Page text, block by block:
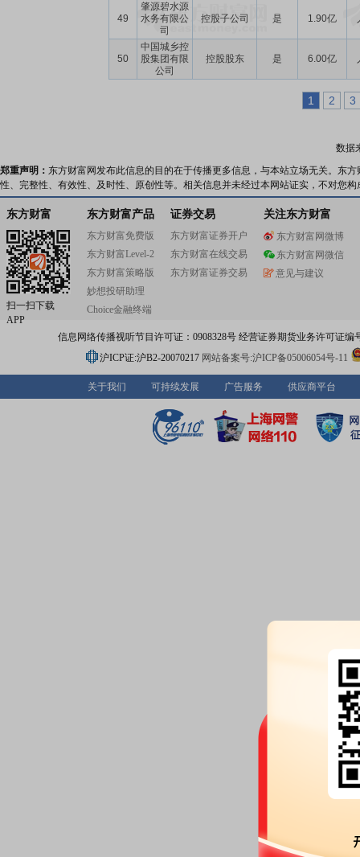
49
肇源碧水源
水务有限公
司
控股子公司 是 1.90亿
50
中国城乡控
股集团有限
公司
控股股东 是 6.00亿
1 2 3
数据
郑重声明： 东方财富网发布此信息的目的在于传播更多信息，与本站立场无关。东
性、完整性、有效性、及时性、原创性等。相关信息并未经过本网站证实，不对您
东方财富
扫一扫下载
APP
东方财富产品
东方财富免费版
东方财富Level-2
东方财富策略版
妙想投研助理
Choice金融终端
证券交易
东方财富证券开户
东方财富在线交易
东方财富证券交易
关注东方财富
东方财富网微博
东方财富网微信
意见与建议
信息网络传播视听节目许可证：0908328号 经营证券期货业务许可证编
沪ICP证:沪B2-20070217 网站备案号:沪ICP备05006054号-11
关于我们 可持续发展 广告服务 供应商平台